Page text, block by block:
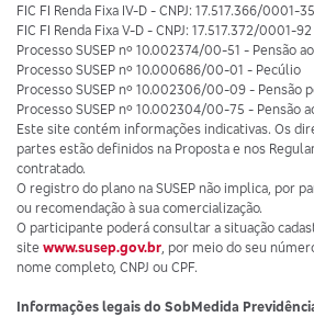
FIC FI Renda Fixa IV-D - CNPJ: 17.517.366/0001-35
FIC FI Renda Fixa V-D - CNPJ: 17.517.372/0001-92
Processo SUSEP nº 10.002374/00-51 - Pensão
Processo SUSEP nº 10.000686/00-01 - Pecúlio
Processo SUSEP nº 10.002306/00-09 - Pensão
Processo SUSEP nº 10.002304/00-75 - Pensão
Este site contém informações indicativas. Os
partes estão definidos na Proposta e nos
contratado.
O registro do plano na SUSEP não implica, por
ou recomendação à sua comercialização.
O participante poderá consultar a situação
site www.susep.gov.br, por meio do seu
nome completo, CNPJ ou CPF.
Informações legais do SobMedida